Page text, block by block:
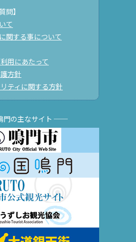
問】
て
関する事について
用にあたって
方針
ティに関する方針
の主なサイト ──